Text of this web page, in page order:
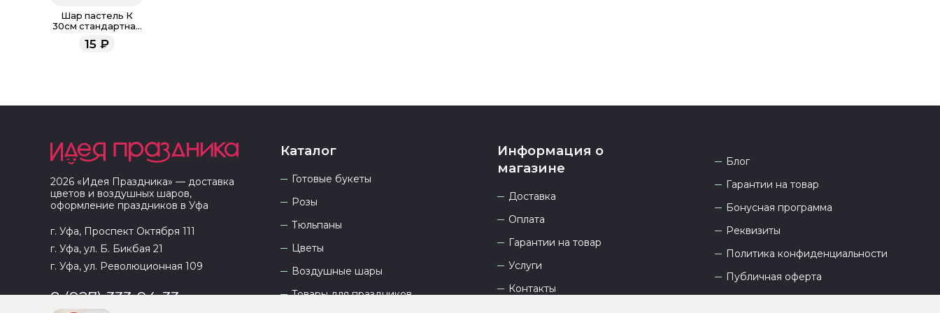
Шар пастель К
30см стандартная
палитра
15₽
2026 «Идея Праздника» — доставка
цветов и воздушных шаров,
оформление праздников в Уфа
г. Уфа, Проспект Октября 111
г. Уфа, ул. Б. Бикбая 21
г. Уфа, ул. Революционная 109
8 (927) 333-94-33
Каталог
Готовые букеты
Розы
Тюльпаны
Цветы
Воздушные шары
Товары для праздников
Информация о
магазине
Доставка
Оплата
Гарантии на товар
Услуги
Контакты
Блог
Гарантии на товар
Бонусная программа
Реквизиты
Политика конфиденциальности
Публичная оферта